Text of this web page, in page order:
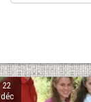
22
déc